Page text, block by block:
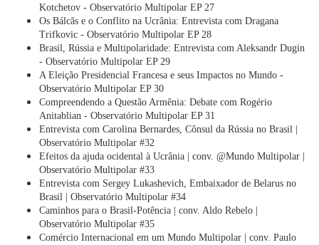
Kotchetov - Observatório Multipolar EP 27
Os Bálcãs e o Conflito na Ucrânia: Entrevista com Dragana
Trifkovic - Observatório Multipolar EP 28
Brasil, Rússia e Multipolaridade: Entrevista com Aleksandr Dugin
- Observatório Multipolar EP 29
A Eleição Presidencial Francesa e seus Impactos no Mundo -
Observatório Multipolar EP 30
Compreendendo a Questão Armênia: Debate com Rogério
Anitablian - Observatório Multipolar EP 31
Entrevista com Carolina Bernardes, Cônsul da Rússia no Brasil |
Observatório Multipolar #32
Efeitos da ajuda ocidental à Ucrânia | conv. @Mundo Multipolar |
Observatório Multipolar #33
Entrevista com Sergey Lukashevich, Embaixador de Belarus no
Brasil | Observatório Multipolar #34
Caminhos para o Brasil-Potência | conv. Aldo Rebelo |
Observatório Multipolar #35
Comércio Internacional em um Mundo Multipolar | conv. Paulo